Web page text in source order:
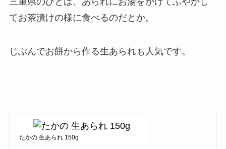
てお茶漬けの様に食べるのだとか。
じぶんでお餅から作る生あられも人気です。
たかの 生あられ 150g